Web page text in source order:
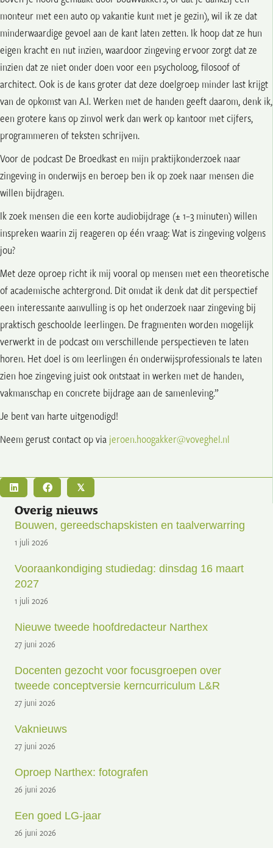
monteur met een auto op vakantie kunt met je gezin), wil ik ze dat
minderwaardige gevoel aan de kant laten zetten. Ik hoop dat ze hun
eigen kracht en nut inzien, waardoor zingeving ervoor zorgt dat ze
inzien dat ze niet onder doen voor een psycholoog, filosoof of
architect. Ook is de kans groter dat deze doelgroep minder last krijgt
van de opkomst van A.I. Werken met de handen geeft daarom, denk ik,
een grotere kans op zinvol werk dan werk op kantoor met cijfers,
programmeren of teksten schrijven.
Voor de podcast De Broedkast en mijn praktijkonderzoek naar
zingeving in onderwijs en beroep ben ik op zoek naar mensen die
willen bijdragen.
Ik zoek mensen die een korte audiobijdrage (± 1–3 minuten) willen
inspreken waarin zij reageren op één vraag: Wat is zingeving volgens
jou?
Met deze oproep richt ik mij vooral op mensen met een theoretische
of academische achtergrond. Dit omdat ik denk dat dit perspectief
een interessante aanvulling is op het onderzoek naar zingeving bij
praktisch geschoolde leerlingen. De fragmenten worden mogelijk
verwerkt in de podcast om verschillende perspectieven te laten
horen. Het doel is om leerlingen én onderwijsprofessionals te laten
zien hoe zingeving juist ook ontstaat in werken met de handen,
vakmanschap en concrete bijdrage aan de samenleving.”
Je bent van harte uitgenodigd!
Neem gerust contact op via jeroen.hoogakker@voveghel.nl
𝕏
Overig nieuws
Bouwen, gereedschapskisten en taalverwarring
1 juli 2026
Vooraankondiging studiedag: dinsdag 16 maart
2027
1 juli 2026
Nieuwe tweede hoofdredacteur Narthex
27 juni 2026
Docenten gezocht voor focusgroepen over
tweede conceptversie kerncurriculum L&R
27 juni 2026
Vaknieuws
27 juni 2026
Oproep Narthex: fotografen
26 juni 2026
Een goed LG-jaar
26 juni 2026